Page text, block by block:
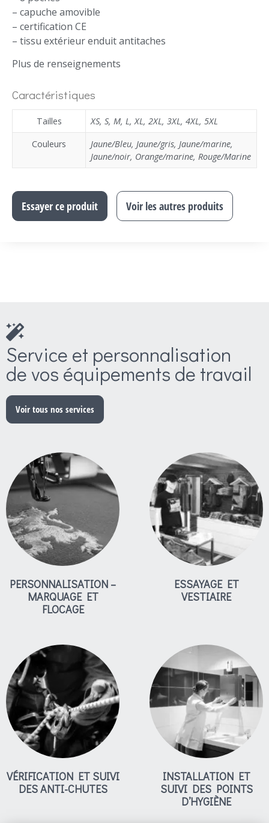
– capuche amovible
– certification CE
– tissu extérieur enduit antitaches
Plus de renseignements
Caractéristiques
Tailles XS, S, M, L,XL, 2XL, 3XL, 4XL, 5XL
Couleurs
Jaune/Bleu, Jaune/gris, Jaune/marine,
Jaune/noir, Orange/marine, Rouge/Marine
Essayer ce produit Voir les autres produits
Service et personnalisation
de vos équipements de travail
Voir tous nos services
PERSONNALISATION –
MARQUAGE ET
FLOCAGE
ESSAYAGE ET
VESTIAIRE
VÉRIFICATION ET SUIVI
DES ANTI-CHUTES
INSTALLATION ET
SUIVI DES POINTS
D’HYGIÈNE